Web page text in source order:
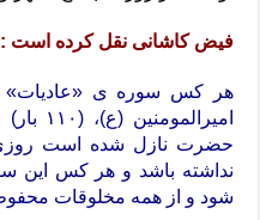
فیض کاشانی نقل کرده است :
هر کس سوره ی «عادیات»
حضرت نازل شده است
نداشته باشد و هر کس این
شود و از همه مخلوقات محفوظ